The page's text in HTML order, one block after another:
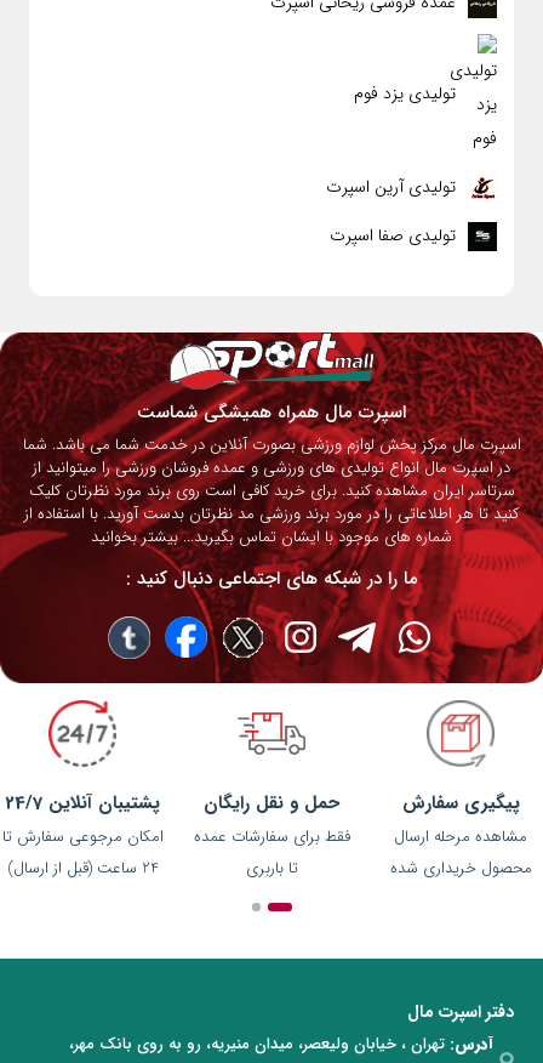
تولیدی یزد فوم
تولیدی آرین اسپرت
تولیدی صفا اسپرت
اسپرت مال همراه همیشگی شماست
اسپرت مال مرکز پخش لوازم ورزشی بصورت آنلاین در خدمت شما می باشد. شما
در اسپرت مال انواع تولیدی های ورزشی و عمده فروشان ورزشی را میتوانید از
سرتاسر ایران مشاهده کنید. برای خرید کافی است روی برند مورد نظرتان کلیک
کنید تا هر اطلاعاتی را در مورد برند ورزشی مد نظرتان بدست آورید. با استفاده از
شماره های موجود با ایشان تماس بگیرید...بیشتر بخوانید
ما را در شبکه های اجتماعی دنبال کنید :
پیگیری سفارش
مشاهده مرحله ارسال
محصول خریداری شده
حمل و نقل رایگان
فقط برای سفارشات عمده
تا باربری
پشتیبان آنلاین 24/7
امکان مرجوعی سفارش تا
24 ساعت (قبل از ارسال)
دفتر اسپرت مال
آدرس: تهران ، خیابان ولیعصر، میدان منیریه، رو به روی بانک مهر،